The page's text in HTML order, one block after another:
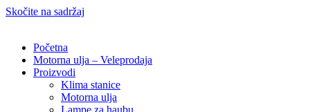
Skočite na sadržaj
Početna
Motorna ulja – Veleprodaja
Proizvodi
Klima stanice
Motorna ulja
Lampe za haubu